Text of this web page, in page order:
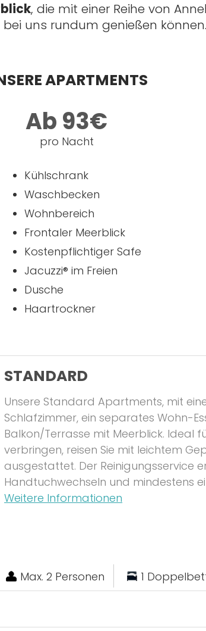
, die mit einer Reihe von
uns rundum genießen können.
APARTMENTS
Ab 93€
pro Nacht
Kühlschrank
Waschbecken
Wohnbereich
Frontaler Meerblick
Kostenpflichtiger Safe
Jacuzzi® im Freien
Dusche
Haartrockner
STANDARD
Unsere Standard Apartments, mit
Schlafzimmer, ein separates Wohn-
Balkon/Terrasse mit Meerblick. Ideal
verbringen, reisen Sie mit leichtem
ausgestattet. Der Reinigungsservice
Handtuchwechseln und mindestens
Weitere Informationen
Max. 2 Personen 1